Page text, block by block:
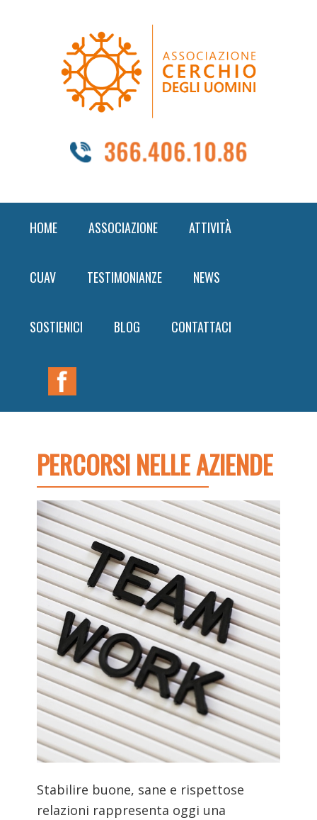
navigation
HOME ASSOCIAZIONE ATTIVITÀ
CUAV TESTIMONIANZE NEWS
SOSTIENICI BLOG CONTATTACI
Nav
Widget
PERCORSI NELLE AZIENDE
Stabilire buone, sane e rispettose
relazioni rappresenta oggi una